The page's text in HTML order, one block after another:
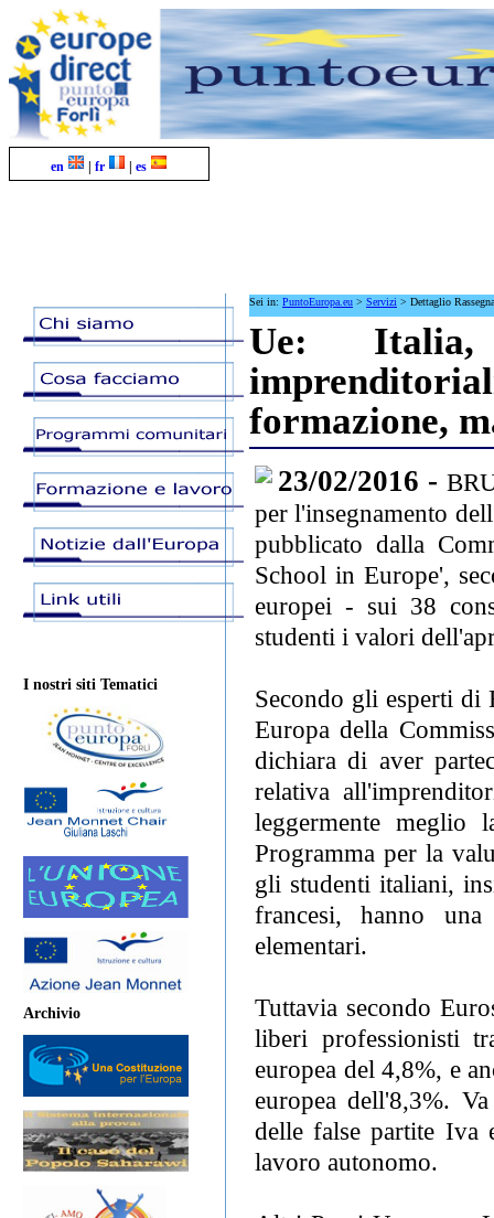
en | fr | es
I nostri siti Tematici
Archivio
Sei in: PuntoEuropa.eu > Servizi > Dettaglio
Ue: Italia,
formazione,
23/02/2016 -
per l'insegnamento
pubblicato dalla
School in Europe',
europei - sui 38
studenti i valori
Secondo gli esperti
Europa della
dichiara di aver
relativa
leggermente
Programma per la
gli studenti italiani,
francesi, hanno
elementari.
Tuttavia secondo
liberi professionisti
europea del 4,8%, e
europea dell'8,3%.
delle false partite Iva
lavoro autonomo.